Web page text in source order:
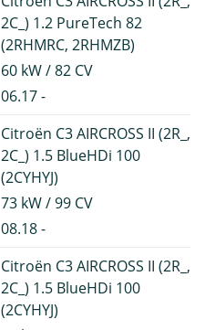
2C_) 1.2 PureTech 82
(2RHMRC, 2RHMZB)
60 kW / 82 CV
06.17 -
Citroën C3 AIRCROSS II (2R_,
2C_) 1.5 BlueHDi 100
(2CYHYJ)
73 kW / 99 CV
08.18 -
Citroën C3 AIRCROSS II (2R_,
2C_) 1.5 BlueHDi 100
(2CYHYJ)